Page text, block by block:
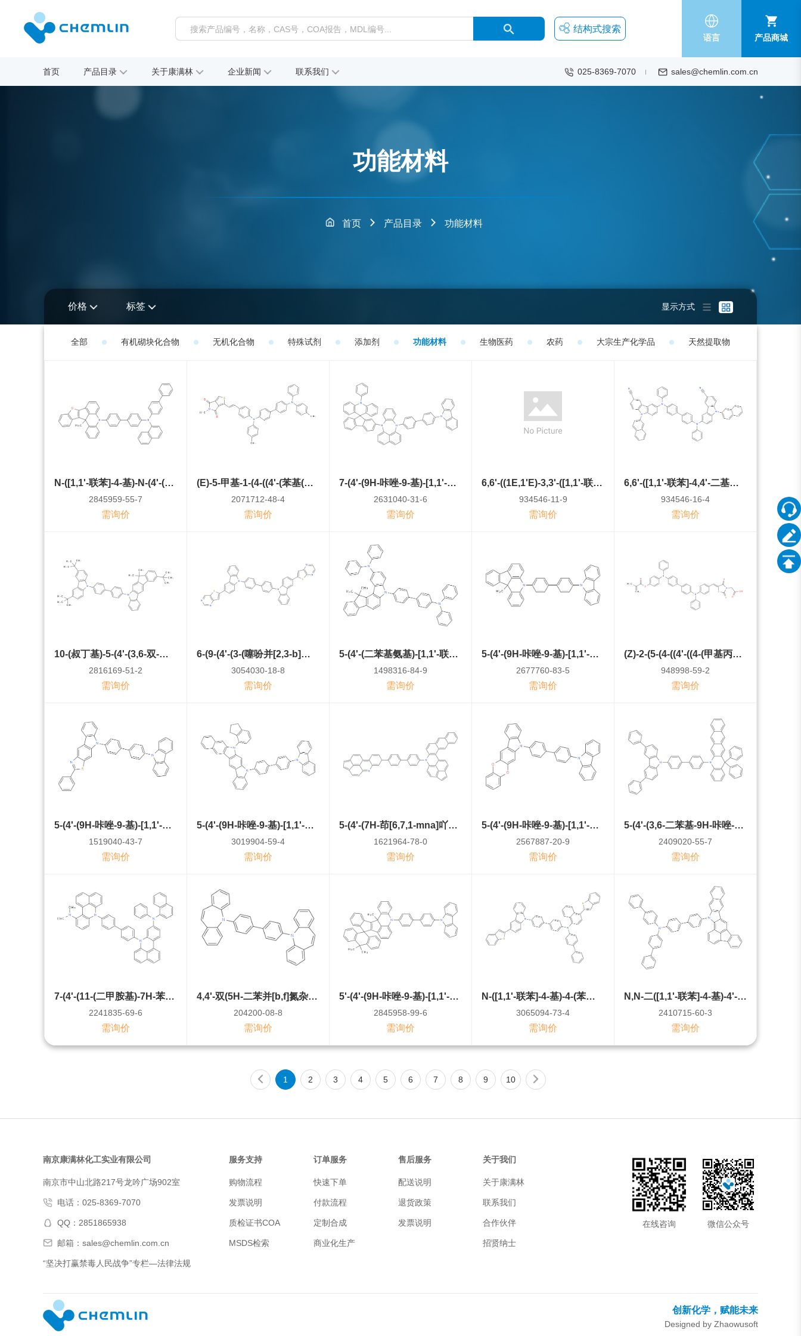
结构式搜索
语言 产品商城
首页 产品目录 关于康满林 企业新闻 联系我们 025-8369-7070 sales@chemlin.com.cn
功能材料
首页 产品目录 功能材料
价格 标签 显示方式
全部 有机砌块化合物 无机化合物 特殊试剂 添加剂 功能材料 生物医药 农药 大宗生产化学品 天然提取物
N-([1,1'-联苯]-4-基)-N-(4'-(13c-甲基苯并呋喃并[3',2':4,5]环戊烷并[1,2,3-kl]吖啶-5(13cH)-基)-[1,1'-联苯]-4-基)萘-1-胺
2845959-55-7
需询价
(E)-5-甲基-1-(4-((4'-(苯基(对甲苯基)氨基)-[1,1'-联苯]-4-基)(对甲苯基)氨基)苯乙烯基)-4H-噻吩并[3,4-c]吡咯-4,6(5H)-二酮
2071712-48-4
需询价
7-(4'-(9H-咔唑-9-基)-[1,1'-联苯]-4-基)-12-(10-苯基-10H-螺[吖啶-9,9'-fluoren]-2'-基)-7,12-二氢苯并[b]萘并[1,8-ef][1,4]二氮杂卓
2631040-31-6
需询价
6,6'-((1E,1'E)-3,3'-([1,1'-联苯]-4,4'-二基)双(1-(苯基亚氨基)-1H-咔唑-9,3(2H)-二基))双(2-萘甲氰)
934546-11-9
需询价
6,6'-([1,1'-联苯]-4,4'-二基双(苯氮二基))双(9-(萘-2-基)-9H-咔唑-3-氰基)
934546-16-4
需询价
10-(叔丁基)-5-(4'-(3,6-双-叔丁基-9H-咔唑-9-基)-[1,1'-联苯]-4-基)-7,7-二甲基-5,7-二氢茚[2,1-b]咔唑
2816169-51-2
需询价
6-(9-(4'-(3-(噻吩并[2,3-b]吡嗪-6-基)-9H-咔唑-9-基)-[1,1'-联苯]-4-基)-9H-咔唑-3-基)噻吩并[3,2-d]嘧啶
3054030-18-8
需询价
5-(4'-(二苯基氨基)-[1,1'-联苯]-4-基)-12,12-二甲基-N,N-二苯基-5,12-二氢茚[1,2-c]咔唑-2-胺
1498316-84-9
需询价
5-(4'-(9H-咔唑-9-基)-[1,1'-联苯]-4-基)-12b-甲基-5,12b-二氢茚[1,2,3-kl]吖啶
2677760-83-5
需询价
(Z)-2-(5-(4-((4'-((4-(甲基丙烯酰氧基)苯基)(苯基)氨基)-[1,1'-联苯]-4-基)(苯基)氨基)苄亚基)-4-氧代-2-硫酮基噻唑烷-3-基)乙酸
948998-59-2
需询价
5-(4'-(9H-咔唑-9-基)-[1,1'-联苯]-4-基)-2-苯基-5H-噻唑并[5,4-b]咔唑
1519040-43-7
需询价
5-(4'-(9H-咔唑-9-基)-[1,1'-联苯]-4-基)-7-(2,3-二氢-1H-茚-4-基)-5,7-二氢苯并[b]吲哚并[3,2-h]咔唑
3019904-59-4
需询价
5-(4'-(7H-茚[6,7,1-mna]吖啶-7-基)-[1,1'-联苯]-4-基)-5H-茚[1,7,6-jkl]萘并[2,3-a]吖啶
1621964-78-0
需询价
5-(4'-(9H-咔唑-9-基)-[1,1'-联苯]-4-基)-5H-苯并[5,6][1,4]二噁英并[2,3-b]咔唑
2567887-20-9
需询价
5-(4'-(3,6-二苯基-9H-咔唑-9-基)-[1,1'-联苯]-4-基)-14,14-二苯基-5,14-二氢萘并[2,3-b]吖啶
2409020-55-7
需询价
7-(4'-(11-(二甲胺基)-7H-苯并[kl]吖啶-7-基)-[1,1'-联苯]-4-基)-N-(萘-1-基)-N-苯基-7H-苯并[kl]吖啶-9-胺
2241835-69-6
需询价
4,4'-双(5H-二苯并[b,f]氮杂环庚烯-5-基)-1,1'-联苯
204200-08-8
需询价
5'-(4'-(9H-咔唑-9-基)-[1,1'-联苯]-4-基)-10,10,13c'-三甲基-5',13c'-二氢-10H-螺[蒽-9,9'-苯并[4,5]五leno[1,2,3-kl]吖啶]
2845958-99-6
需询价
N-([1,1'-联苯]-4-基)-4-(苯并[b]噻吩-2-基)-N-(4'-(3-(苯并[b]噻吩-2-基)-9H-咔唑-9-基)-[1,1'-联苯]-4-基)萘-1-胺
3065094-73-4
需询价
N,N-二([1,1'-联苯]-4-基)-4'-(15H-苯并[h]fluoreno[1,9-ab]咔唑-15-基)-[1,1'-联苯]-4-胺
2410715-60-3
需询价
1 2 3 4 5 6 7 8 9 10
南京康满林化工实业有限公司
南京市中山北路217号龙吟广场902室
电话：025-8369-7070
QQ：2851865938
邮箱：sales@chemlin.com.cn
“坚决打赢禁毒人民战争”专栏—法律法规
服务支持
购物流程
发票说明
质检证书COA
MSDS检索
订单服务
快速下单
付款流程
定制合成
商业化生产
售后服务
配送说明
退货政策
发票说明
关于我们
关于康满林
联系我们
合作伙伴
招贤纳士
微信公众号
在线咨询
创新化学，赋能未来
Designed by Zhaowusoft